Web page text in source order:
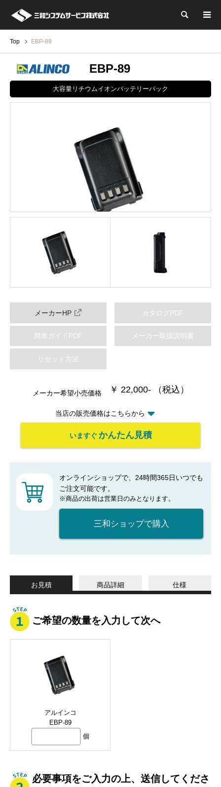
検索
Top EBP-89
EBP-89
大容量リチウムイオンバッテリーパック
メーカーHP カタログPDF
簡単ガイドPDF メーカー取扱説明書
リセット方法
メーカー希望小売価格 ￥ 22,000- （税込）
当店の販売価格はこちらから
いますぐ かんたん見積
オンラインショップで、24時間365日いつでも
ご注文可能です。
※商品の出荷は営業日のみとなります。
三和ショップで購入
お見積 商品詳細 仕様
ご希望の数量を入力して次へ
アルインコ
EBP-89
個
必要事項をご入力の上、送信してくださ